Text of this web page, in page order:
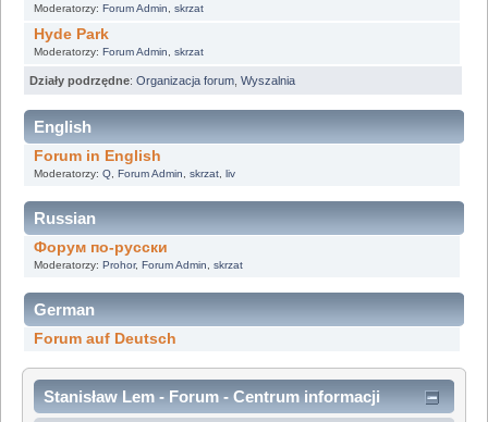
Moderatorzy: Forum Admin skrzat
Hyde Park
Moderatorzy: Forum Admin skrzat
Działy podrzędne: Organizacja forum Wyszalnia
English
Forum in English
Moderatorzy: Q, Forum Admin skrzat, liv
Russian
Форум по-русски
Moderatorzy: Prohor, Forum Admin skrzat
German
Forum auf Deutsch
Stanisław Lem - Forum - Centrum informacji